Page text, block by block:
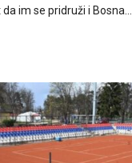
im se pridruži i Bosna...